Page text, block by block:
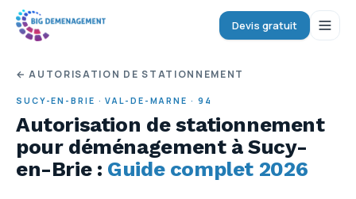
Devis gratuit
← AUTORISATION DE STATIONNEMENT
SUCY-EN-BRIE ·VAL-DE-MARNE · 94
Autorisation de stationnement
pour déménagement à Sucy-
en-Brie: Guide complet 2026